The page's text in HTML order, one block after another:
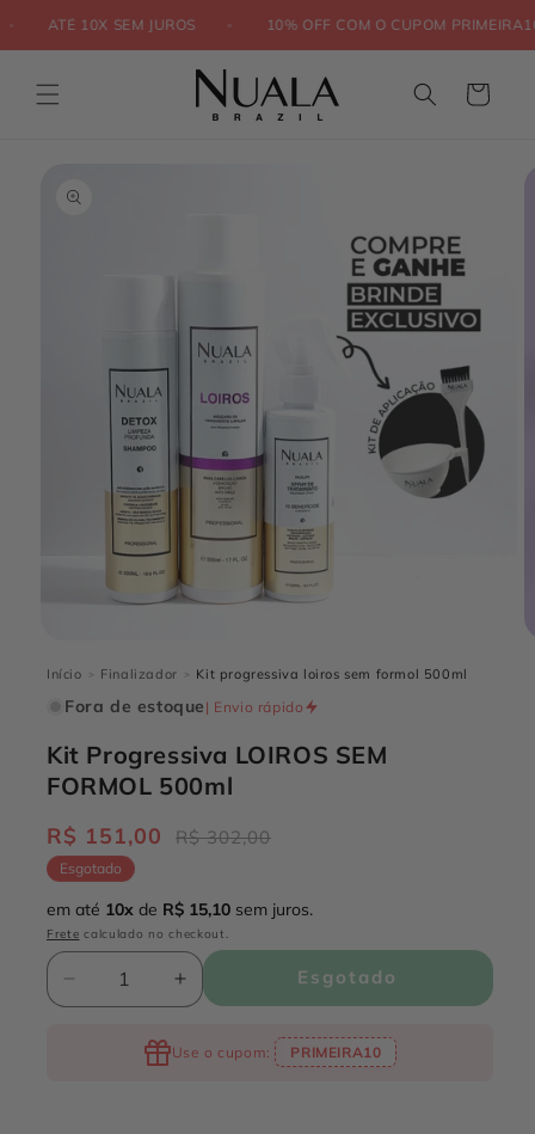
para o
conteúdo
ATÉ 10X SEM JUROS 10% OFF COM O CUPOM
Carrinho
mídia
1
Início > Finalizador > Kit progressiva loiros sem formol 500ml
Fora de estoque | Envio rápido
Kit Progressiva LOIROS SEM
FORMOL 500ml
R$ 151,00
Preço
R$ 302,00
Esgotado
em até 10x de R$ 15,10 sem juros.
Frete calculado no checkout.
Quantidade
Diminuir
a
quantidade
Aumentar
a
quantidade
de
Esgotado
Use o cupom: PRIMEIRA10